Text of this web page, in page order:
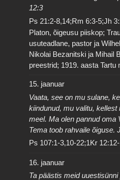
12:3
Ps 21:2-8,14;Rm 6:3-5;Jh
Platon, õigeusu piiskop;
usuteadlane, pastor ja
Nikolai Bezanitski ja Mihail
preestrid; 1919. aasta Tartu
15. jaanuar
Vaata, see on mu sulane,
kiindunud, mu valitu, kellest
meel. Ma olen pannud oma
Tema toob rahvaile õiguse.
Ps 107:1-3,10-22;1Kr
16. jaanuar
Ta päästis meid